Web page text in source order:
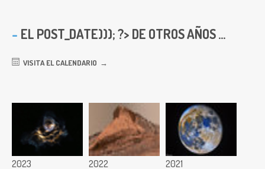
EL POST_DATE))); ?> DE OTROS AÑOS ...
VISITA EL CALENDARIO
2023 2022 2021